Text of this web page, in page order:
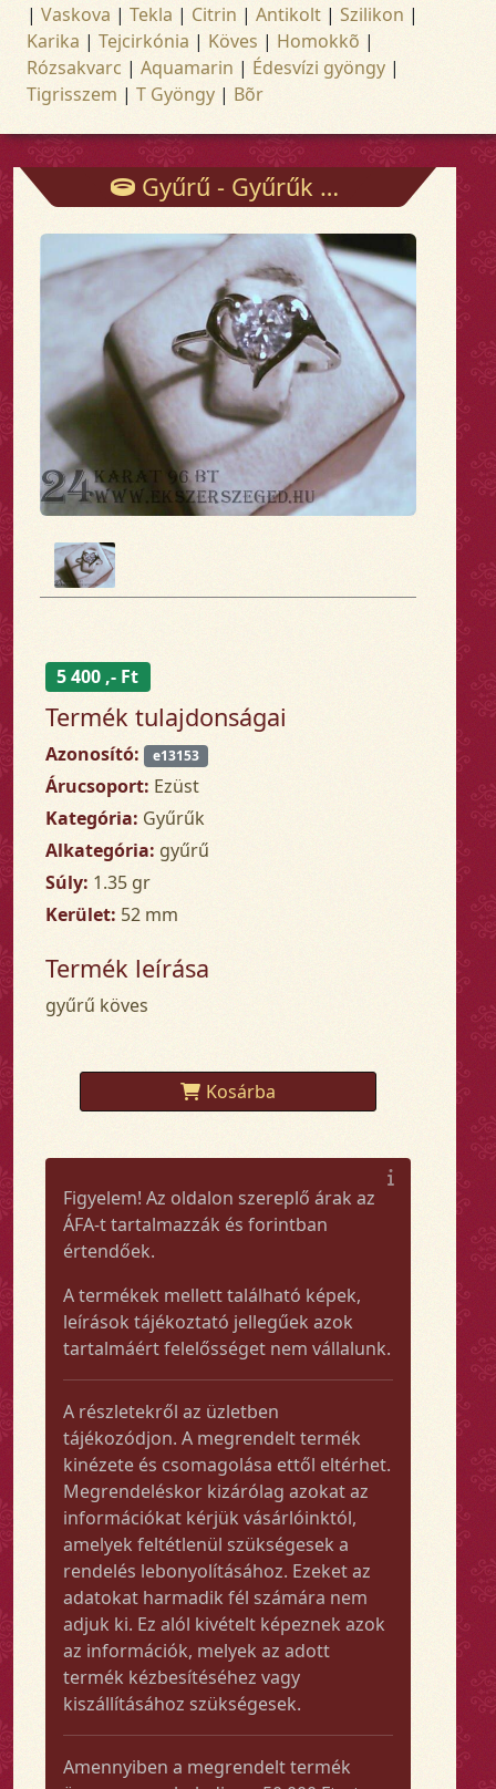
| Vaskova | Tekla | Citrin | Antikolt | Szilikon |
Karika | Tejcirkónia | Köves | Homokkõ |
Rózsakvarc | Aquamarin | Édesvízi gyöngy |
Tigrisszem | T Gyöngy | Bõr
Gyűrű - Gyűrűk - Arany és ezüst ékszerek
5 400 ,- Ft
Termék tulajdonságai
Azonosító: e13153
Árucsoport: Ezüst
Kategória: Gyűrűk
Alkategória: gyűrű
Súly: 1.35 gr
Kerület: 52 mm
Termék leírása
gyűrű köves
Kosárba
Figyelem! Az oldalon szereplő árak az
ÁFA-t tartalmazzák és forintban
értendőek.
A termékek mellett található képek,
leírások tájékoztató jellegűek azok
tartalmáért felelősséget nem vállalunk.
A részletekről az üzletben
tájékozódjon. A megrendelt termék
kinézete és csomagolása ettől eltérhet.
Megrendeléskor kizárólag azokat az
információkat kérjük vásárlóinktól,
amelyek feltétlenül szükségesek a
rendelés lebonyolításához. Ezeket az
adatokat harmadik fél számára nem
adjuk ki. Ez alól kivételt képeznek azok
az információk, melyek az adott
termék kézbesítéséhez vagy
kiszállításához szükségesek.
Amennyiben a megrendelt termék